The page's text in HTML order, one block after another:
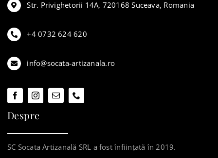
Str. Privighetorii 14A, 720168 Suceava, Romania
+4 0732 624 620
info@socata-artizanala.ro
Despre
SC Socata Artizanală SRL a fost înființată în 2019.